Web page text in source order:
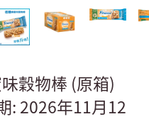
穀物棒 (原箱)
: 2026年11月12